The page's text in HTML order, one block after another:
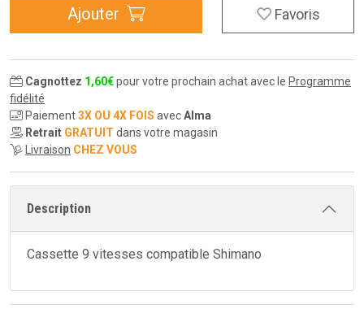
Ajouter Favoris
Cagnottez 1,60€pour votre prochain achat avec le Programme
fidélité
Paiement3X OU 4X FOIS avecAlma
Retrait GRATUIT dans votre magasin
Livraison CHEZ VOUS
Description
Cassette 9 vitesses compatible Shimano